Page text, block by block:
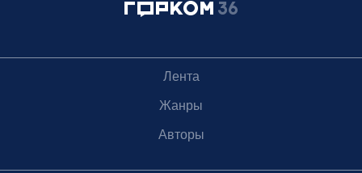
Лента
Жанры
Авторы